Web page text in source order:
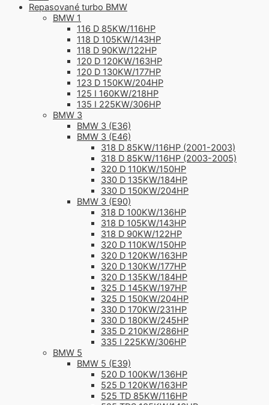
Repasované turbo BMW
BMW 1
116 D 85KW/116HP
118 D 105KW/143HP
118 D 90KW/122HP
120 D 120KW/163HP
120 D 130KW/177HP
123 D 150KW/204HP
125 I 160KW/218HP
135 I 225KW/306HP
BMW 3
BMW 3 (E36)
BMW 3 (E46)
318 D 85KW/116HP (2001-2003)
318 D 85KW/116HP (2003-2005)
320 D 110KW/150HP
330 D 135KW/184HP
330 D 150KW/204HP
BMW 3 (E90)
318 D 100KW/136HP
318 D 105KW/143HP
318 D 90KW/122HP
320 D 110KW/150HP
320 D 120KW/163HP
320 D 130KW/177HP
320 D 135KW/184HP
325 D 145KW/197HP
325 D 150KW/204HP
330 D 170KW/231HP
330 D 180KW/245HP
335 D 210KW/286HP
335 I 225KW/306HP
BMW 5
BMW 5 (E39)
520 D 100KW/136HP
525 D 120KW/163HP
525 TD 85KW/116HP